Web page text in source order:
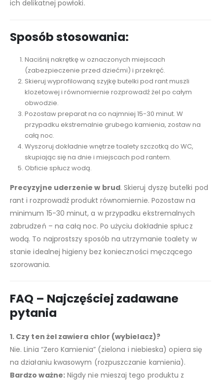
ich delikatnej powłoki.
Sposób stosowania:
Naciśnij nakrętkę w oznaczonych miejscach
(zabezpieczenie przed dziećmi) i przekręć.
Skieruj wyprofilowaną szyjkę butelki pod rant muszli
klozetowej i równomiernie rozprowadź żel po całym
obwodzie.
Pozostaw preparat na co najmniej 15-30 minut. W
przypadku ekstremalnie grubego kamienia, zostaw na
całą noc.
Wyszoruj dokładnie wnętrze toalety szczotką do WC,
skupiając się na dnie i miejscach pod rantem.
Obficie spłucz wodą.
Precyzyjne uderzenie w brud. Skieruj dyszę butelki pod
rant i rozprowadź produkt równomiernie. Pozostaw na
minimum 15-30 minut, a w przypadku ekstremalnych
zabrudzeń – na całą noc. Po użyciu dokładnie spłucz
wodą. To najprostszy sposób na utrzymanie toalety w
stanie idealnej higieny bez konieczności męczącego
szorowania.
FAQ – Najczęściej zadawane
pytania
1. Czy ten żel zawiera chlor (wybielacz)?
Nie. Linia “Zero Kamienia” (zielona i niebieska) opiera się
na działaniu kwasowym (rozpuszczanie kamienia).
Bardzo ważne:Nigdy nie mieszaj tego produktu z